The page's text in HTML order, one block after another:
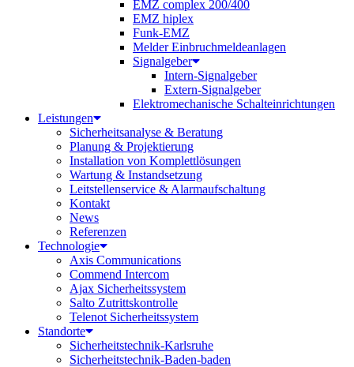
EMZ complex 200/400
EMZ hiplex
Funk-EMZ
Melder Einbruchmeldeanlagen
Signalgeber
Intern-Signalgeber
Extern-Signalgeber
Elektromechanische Schalteinrichtungen
Leistungen
Sicherheitsanalyse & Beratung
Planung & Projektierung​
Installation von Komplettlösungen
Wartung & Instandsetzung
Leitstellenservice & Alarmaufschaltung
Kontakt
News
Referenzen
Technologie
Axis Communications
Commend Intercom
Ajax Sicherheitssystem​
Salto Zutrittskontrolle
Telenot Sicherheitssystem
Standorte
Sicherheitstechnik-Karlsruhe
Sicherheitstechnik-Baden-baden